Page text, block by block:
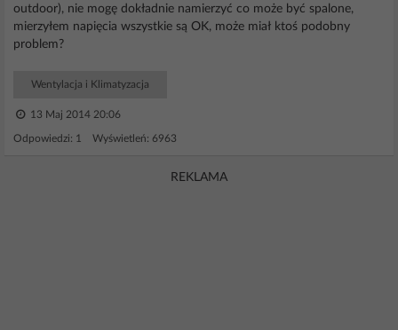
outdoor), nie mogę dokładnie namierzyć co może być spalone,
mierzyłem napięcia wszystkie są OK, może miał ktoś podobny
problem?
Wentylacja i Klimatyzacja
13 Maj 2014 20:06
Odpowiedzi: 1 Wyświetleń: 6963
REKLAMA